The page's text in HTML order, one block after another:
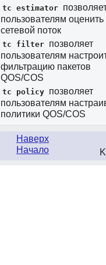
tc estimator
пользователям оценить
сетевой поток
tc filter позволяет
пользователям
фильтрацию пакетов
QOS/COS
tc policy позволяет
пользователям
политики QOS/COS
Наверх
Начало